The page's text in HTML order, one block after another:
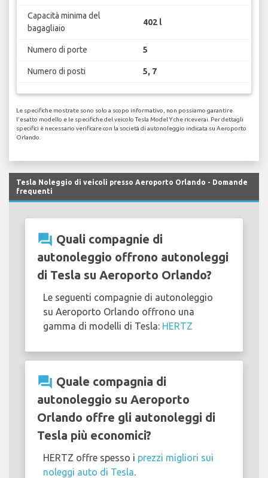
Capacità minima del
bagagliaio
402 l
Numero di porte 5
Numero di posti 5, 7
Le specifiche mostrate sono solo a scopo informativo, non possiamo garantire
l'esatto modello e le specifiche del veicolo Tesla Model Y che riceverai. Per dettagli
specifici è necessario verificare con la società di autonoleggio indicata su Aeroporto
Orlando.
Tesla Noleggio di veicoli presso Aeroporto Orlando - Domande
frequenti
question_answer Quali compagnie di
autonoleggio offrono autonoleggi
di Tesla su Aeroporto Orlando?
Le seguenti compagnie di autonoleggio
su Aeroporto Orlando offrono una
gamma di modelli di Tesla: HERTZ
question_answer Quale compagnia di
autonoleggio su Aeroporto
Orlando offre gli autonoleggi di
Tesla più economici?
HERTZ offre spesso i prezzi migliori sui
noleggi auto di Tesla